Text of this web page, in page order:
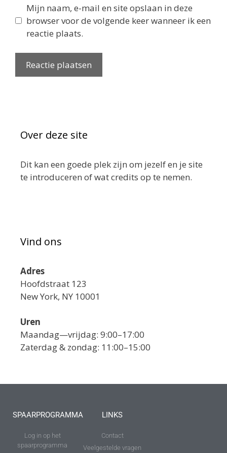
Mijn naam, e-mail en site opslaan in deze
browser voor de volgende keer wanneer ik een
reactie plaats.
Over deze site
Dit kan een goede plek zijn om jezelf en je site
te introduceren of wat credits op te nemen.
Vind ons
Adres
Hoofdstraat 123
New York, NY 10001
Uren
Maandag—vrijdag: 9:00–17:00
Zaterdag & zondag: 11:00–15:00
SPAARPROGRAMMA
Log in op het
spaarprogramma
LINKS
Contact
Veelgestelde vragen